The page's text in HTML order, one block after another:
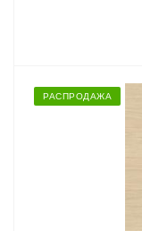
РАСПРОДАЖА